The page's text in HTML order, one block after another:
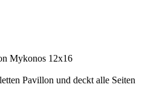
Mykonos 12x16
Pavillon und deckt alle Seiten